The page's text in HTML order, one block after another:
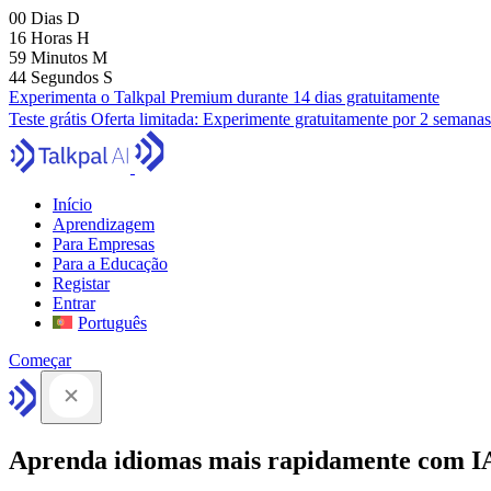
00 Dias D
16 Horas H
59 Minutos M
43 Segundos S
Experimenta o Talkpal Premium durante 14 dias gratuitamente
Teste grátis Oferta limitada: Experimente gratuitamente por 2 semanas
Início
Aprendizagem
Para Empresas
Para a Educação
Registar
Entrar
Português
Começar
Aprenda idiomas mais rapidamente com